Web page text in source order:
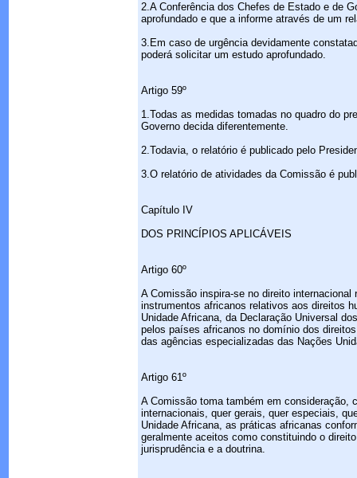
2.A Conferência dos Chefes de Estado e de
aprofundado e que a informe através de um
3.Em caso de urgência devidamente
poderá solicitar um estudo aprofundado.
Artigo 59º
1.Todas as medidas tomadas no quadro do
Governo decida diferentemente.
2.Todavia, o relatório é publicado pelo
3.O relatório de atividades da Comissão é
Capítulo IV
DOS PRINCÍPIOS APLICÁVEIS
Artigo 60º
A Comissão inspira-se no direito
instrumentos africanos relativos aos direitos
Unidade Africana, da Declaração Universal
pelos países africanos no domínio dos
das agências especializadas das Nações
Artigo 61º
A Comissão toma também em consideração,
internacionais, quer gerais, quer especiais,
Unidade Africana, as práticas africanas
geralmente aceitos como constituindo o
jurisprudência e a doutrina.